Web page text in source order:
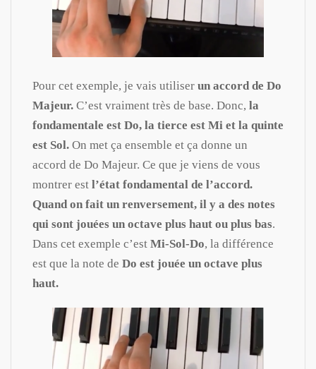
Pour cet exemple, je vais utiliser un accord de Do
Majeur. C’est vraiment très de base. Donc, la
fondamentale est Do, la tierce est Mi et la quinte
est Sol. On met ça ensemble et ça donne un
accord de Do Majeur. Ce que je viens de vous
montrer est l’état fondamental de l’accord.
Quand on fait un renversement, il y a des notes
qui sont jouées un octave plus haut ou plus bas.
Dans cet exemple c’est Mi-Sol-Do, la différence
est que la note de Do est jouée un octave plus
haut.